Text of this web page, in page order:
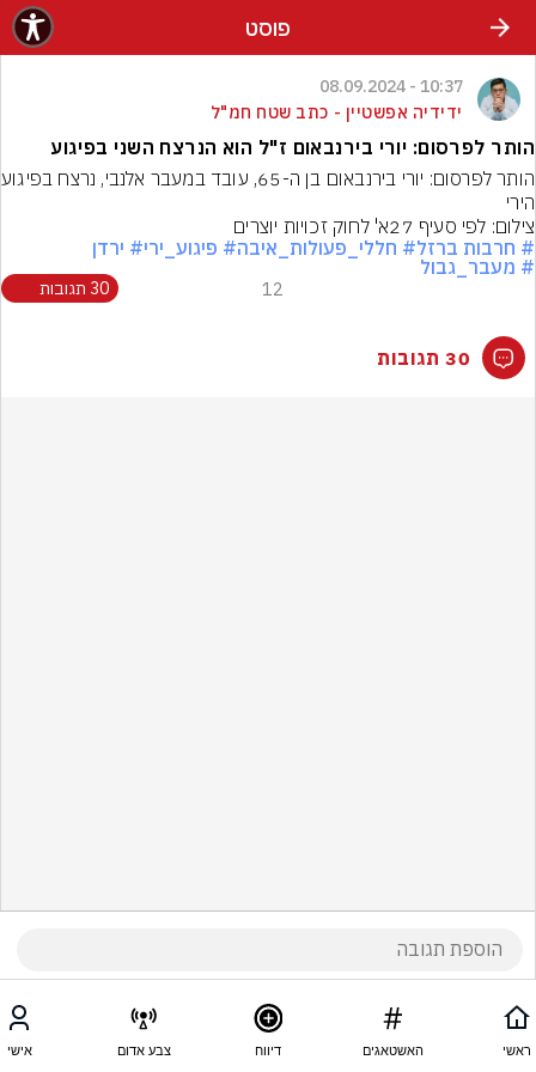
פוסט
10:37 - 08.09.2024
ידידיה אפשטיין - כתב שטח חמ"ל
הותר לפרסום: יורי בירנבאום ז"ל הוא הנרצח השני בפיגוע
הירי
צילום: לפי סעיף 27א' לחוק זכויות יוצרים
# חרבות ברזל# חללי_פעולות_איבה# פיגוע_ירי# ירדן
# מעבר_גבול
12 30 תגובות
30 תגובות
ראשי האשטאגים דיווח צבע אדום אישי